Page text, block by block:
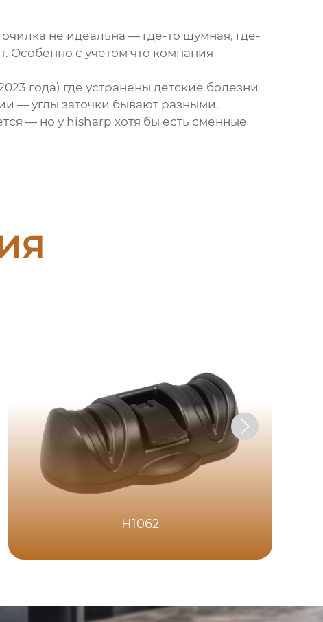
не идеальна — где-то шумная, где-
Особенно с учётом что компания
года) где устранены детские болезни
— углы заточки бывают разными.
— но у hisharp хотя бы есть сменные
H1062